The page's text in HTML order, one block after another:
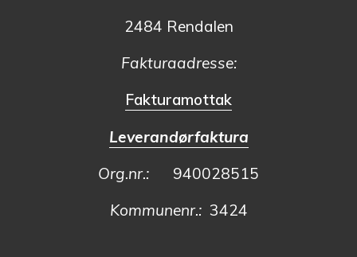
2484 Rendalen
Fakturaadresse:
Fakturamottak
Leverandørfaktura
Org.nr.:
940028515
Kommunenr.:3424